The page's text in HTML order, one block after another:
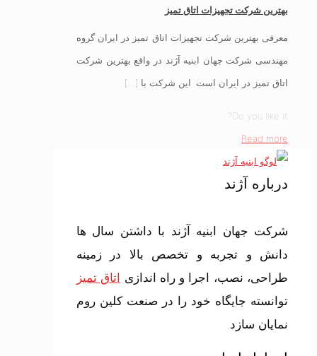
بهترین شرکت تجهیزات اتاق تمیز
معرفی بهترین شرکت تجهیزات اتاق تمیز در ایران گروه
مهندسی شرکت جهان ابنیه آژند در واقع بهترین شرکت
اتاق تمیز در ایران است. این شرکت با […]
Do you like it?
Read more
درباره آژند
شرکت جهان ابنیه آژند با داشتن سال ها
دانش و تجربه و تخصص بالا در زمینه
طراحی، نصب، اجرا و راه اندازی اتاق تمیز
توانسته جایگاه خود را در صنعت کلین روم
نمایان سازد.